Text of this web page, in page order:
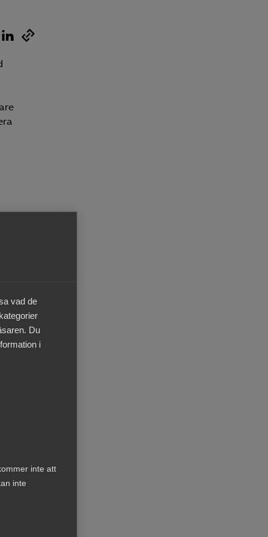
vad de
Du
i
inte att
inte